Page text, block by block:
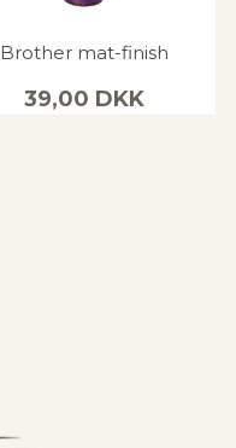
Brother mat-finish
39,00 DKK